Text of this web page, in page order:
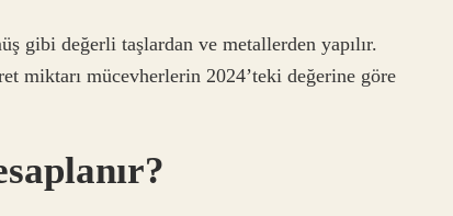
gibi değerli taşlardan ve metallerden yapılır.
miktarı mücevherlerin 2024’teki değerine göre